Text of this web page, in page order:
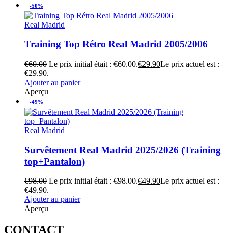
-50%
Real Madrid
Training Top Rétro Real Madrid 2005/2006
€60.00 Le prix initial était : €60.00.€29.90Le prix actuel est :
€29.90.
Ajouter au panier
Aperçu
-49%
Real Madrid
Survêtement Real Madrid 2025/2026 (Training
top+Pantalon)
€98.00 Le prix initial était : €98.00.€49.90Le prix actuel est :
€49.90.
Ajouter au panier
Aperçu
CONTACT